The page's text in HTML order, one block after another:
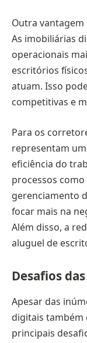
Outra
As imobiliárias
operacionais
escritórios
atuam. Isso
competitivas e
Para os
representam
eficiência do
processos
gerenciamento
focar mais na
Além disso, a
aluguel de
Desafios
Apesar das
digitais também
principais